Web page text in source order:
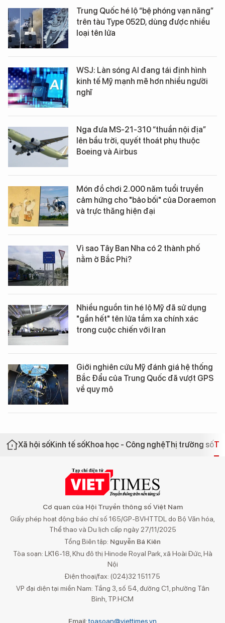
Trung Quốc hé lộ “bệ phóng vạn năng”
trên tàu Type 052D, dùng được nhiều
loại tên lửa
WSJ: Làn sóng AI đang tái định hình
kinh tế Mỹ mạnh mẽ hơn nhiều người
nghĩ
Nga đưa MS-21-310 “thuần nội địa”
lên bầu trời, quyết thoát phụ thuộc
Boeing và Airbus
Món đồ chơi 2.000 năm tuổi truyền
cảm hứng cho "bảo bối" của Doraemon
và trực thăng hiện đại
Vì sao Tây Ban Nha có 2 thành phố
nằm ở Bắc Phi?
Nhiều nguồn tin hé lộ Mỹ đã sử dụng
"gần hết" tên lửa tầm xa chính xác
trong cuộc chiến với Iran
Giới nghiên cứu Mỹ đánh giá hệ thống
Bắc Đẩu của Trung Quốc đã vượt GPS
về quy mô
Xã hội sốKinh tế sốKhoa học - Công nghệThị trường số
Cơ quan của Hội Truyền thông số Việt Nam
Giấy phép hoạt động báo chí số 165/GP-BVHTTDL do Bộ Văn hóa,
Thể thao và Du lịch cấp ngày 27/11/2025
Tổng Biên tập: Nguyễn Bá Kiên
Tòa soạn: LK16-18, Khu đô thị Hinode Royal Park, xã Hoài Đức, Hà
Nội
Điện thoại/fax: (024)32 151175
VP đại diện tại miền Nam: Tầng 3, số 54, đường C1, phường Tân
Bình, TP.HCM
Email:toasoan@viettimes.vn